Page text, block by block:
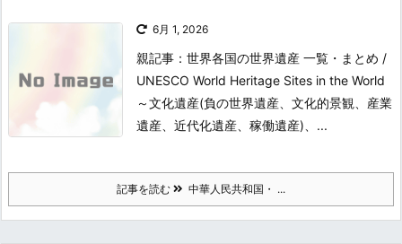
6月 1, 2026
親記事：世界各国の世界遺産 一覧・まとめ /
UNESCO World Heritage Sites in the World
～文化遺産(負の世界遺産、文化的景観、産業
遺産、近代化遺産、稼働遺産)、...
記事を読む 中華人民共和国・ ...